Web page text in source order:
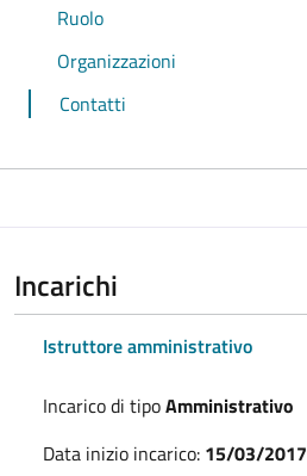
Ruolo
Organizzazioni
Contatti
Incarichi
Istruttore amministrativo
Incarico di tipoAmministrativo
Data inizio incarico: 15/03/2017